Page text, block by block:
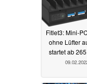
Fitlet3: Mini-
ohne Lüfter
startet ab